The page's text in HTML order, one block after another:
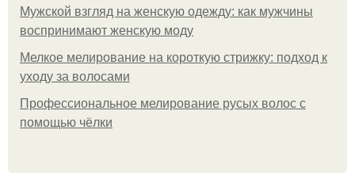
Мужской взгляд на женскую одежду: как мужчины
воспринимают женскую моду
Мелкое мелирование на короткую стрижку: подход к
уходу за волосами
Профессиональное мелирование русых волос с
помощью чёлки